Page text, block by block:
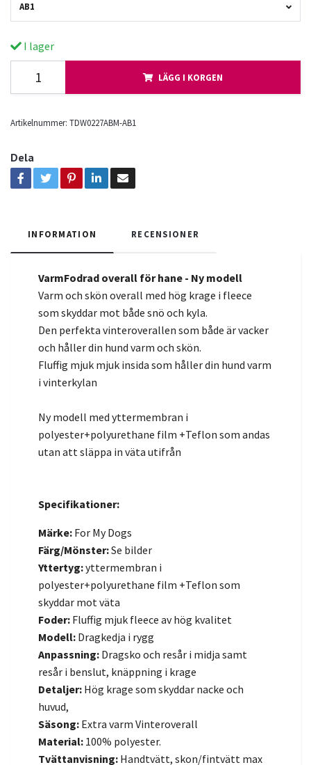
AB1
I lager
LÄGG I KORGEN
Artikelnummer: TDW0227ABM-AB1
Dela
INFORMATION RECENSIONER
VarmFodrad overall för hane - Ny modell
Varm och skön overall med hög krage i fleece
som skyddar mot både snö och kyla.
Den perfekta vinteroverallen som både är vacker
och håller din hund varm och skön.
Fluffig mjuk mjuk insida som håller din hund varm
i vinterkylan
Ny modell med yttermembran i
polyester+polyurethane film +Teflon som andas
utan att släppa in väta utifrån
Specifikationer:
Märke: For My Dogs
Färg/Mönster:Se bilder
Yttertyg:yttermembran i
polyester+polyurethane film +Teflon som
skyddar mot väta
Foder: Fluffig mjuk fleece av hög kvalitet
Modell: Dragkedja i rygg
Anpassning: Dragsko och resår i midja samt
resår i benslut, knäppning i krage
Detaljer: Hög krage som skyddar nacke och
huvud,
Säsong: Extra varm Vinteroverall
Material: 100% polyester.
Tvättanvisning: Handtvätt, skon/fintvätt max